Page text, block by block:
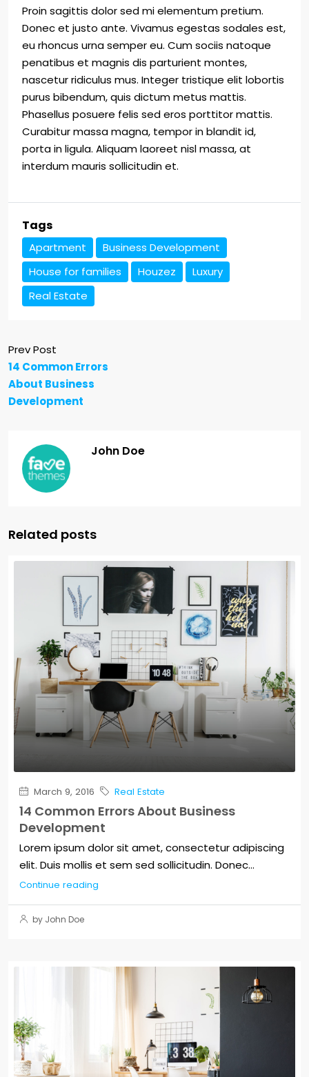
Proin sagittis dolor sed mi elementum pretium.
Donec et justo ante. Vivamus egestas sodales est,
eu rhoncus urna semper eu. Cum sociis natoque
penatibus et magnis dis parturient montes,
nascetur ridiculus mus. Integer tristique elit lobortis
purus bibendum, quis dictum metus mattis.
Phasellus posuere felis sed eros porttitor mattis.
Curabitur massa magna, tempor in blandit id,
porta in ligula. Aliquam laoreet nisl massa, at
interdum mauris sollicitudin et.
Tags
Apartment
Business Development
House for families
Houzez
Luxury
Real Estate
Prev Post
14 Common Errors
About Business
Development
John Doe
Related posts
March 9, 2016 Real Estate
14 Common Errors About Business
Development
Lorem ipsum dolor sit amet, consectetur adipiscing
elit. Duis mollis et sem sed sollicitudin. Donec...
Continue reading
by John Doe